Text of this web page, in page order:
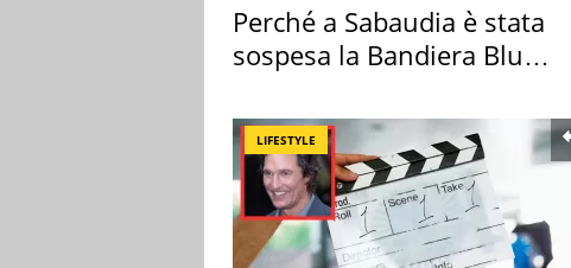
Perché a Sabaudia è stata
sospesa la Bandiera Blu
LIFESTYLE